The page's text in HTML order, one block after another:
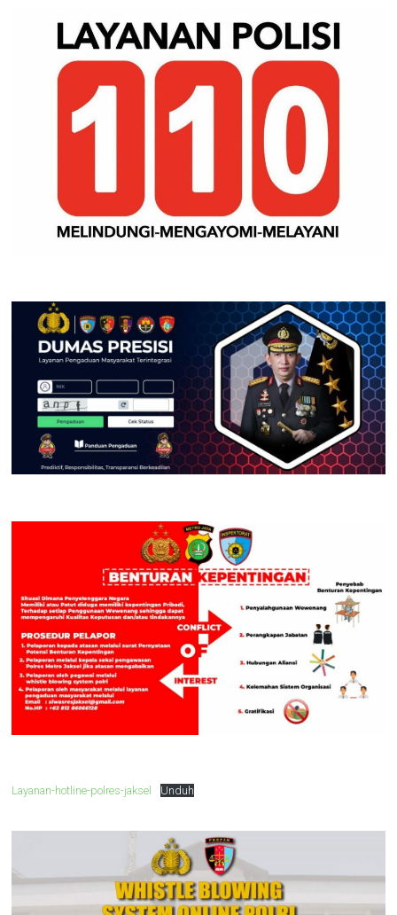
Layanan-hotline-polres-jaksel Unduh